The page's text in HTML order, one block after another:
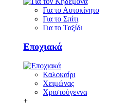
Για το Αυτοκίνητο
Για το Σπίτι
Για το Ταξίδι
Εποχιακά
Καλοκαίρι
Χειμώνας
Χριστούγεννα
+